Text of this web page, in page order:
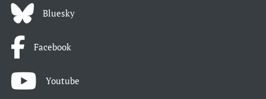
Bluesky
Facebook
Youtube